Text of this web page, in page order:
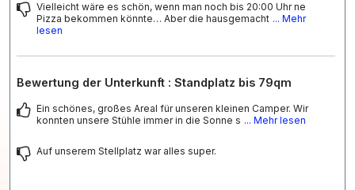
Vielleicht wäre es schön, wenn man noch bis 20:00 Uhr ne
Pizza bekommen könnte… Aber die hausgemacht ... Mehr
lesen
Bewertung der Unterkunft : Standplatz bis 79qm
Ein schönes, großes Areal für unseren kleinen Camper. Wir
konnten unsere Stühle immer in die Sonne s ... Mehr lesen
Auf unserem Stellplatz war alles super.